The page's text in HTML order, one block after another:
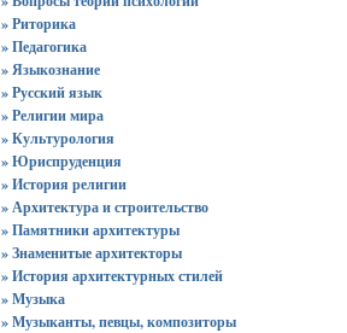
» Риторика
» Педагогика
» Языкознание
» Русский язык
» Религии мира
» Культурология
» Юриспруденция
» История религии
» Архитектура и строительство
» Памятники архитектуры
» Знаменитые архитекторы
» История архитектурных стилей
» Музыка
» Музыканты, певцы, композиторы